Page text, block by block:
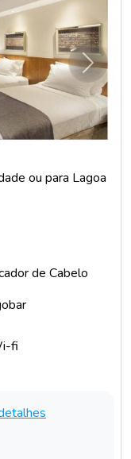
ou para Lagoa
de Cabelo
fi